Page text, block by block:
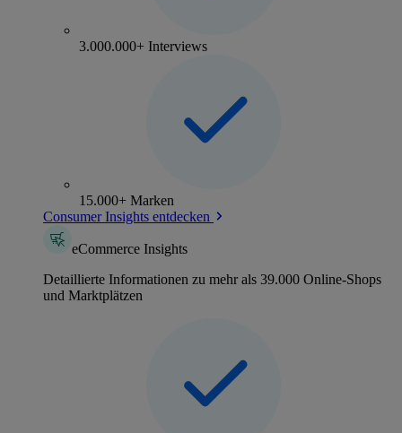
3.000.000+ Interviews
15.000+ Marken
Consumer Insights entdecken
eCommerce Insights
Detaillierte Informationen zu mehr als 39.000 Online-Shops
und Marktplätzen